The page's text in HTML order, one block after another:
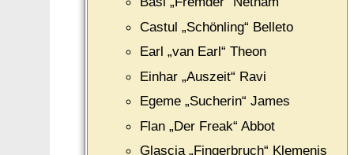
Castul „Schönling“ Belleto
Earl „van Earl“ Theon
Einhar „Auszeit“ Ravi
Egeme „Sucherin“ James
Flan „Der Freak“ Abbot
Glascia „Fingerbruch“ Klemenis